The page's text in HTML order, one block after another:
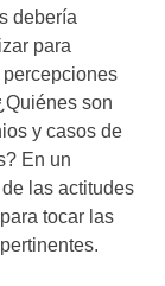
debería
para
son
y casos de
En un
las actitudes
tocar las